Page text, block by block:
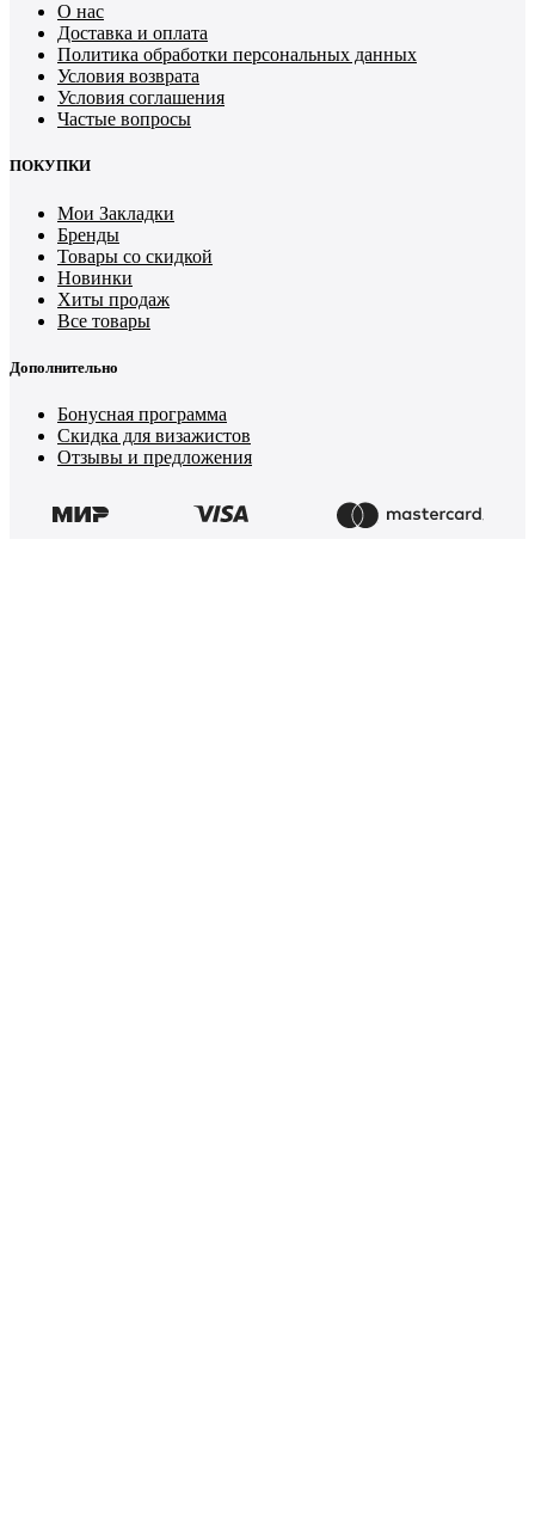
О нас
Доставка и оплата
Политика обработки персональных данных
Условия возврата
Условия соглашения
Частые вопросы
ПОКУПКИ
Мои Закладки
Бренды
Товары со скидкой
Новинки
Хиты продаж
Все товары
Дополнительно
Бонусная программа
Скидка для визажистов
Отзывы и предложения